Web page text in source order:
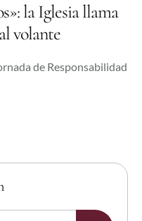
la Iglesia llama
volante
de Responsabilidad